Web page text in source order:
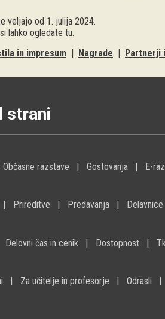
veljajo od 1. julija 2024.
lahko ogledate tu.
in impresum | Nagrade | Partnerji
strani
Občasne razstave Gostovanja E-
Prireditve Predavanja Delavnice
Delovni čas in cenik Dostopnost
Za učitelje in profesorje Odrasli